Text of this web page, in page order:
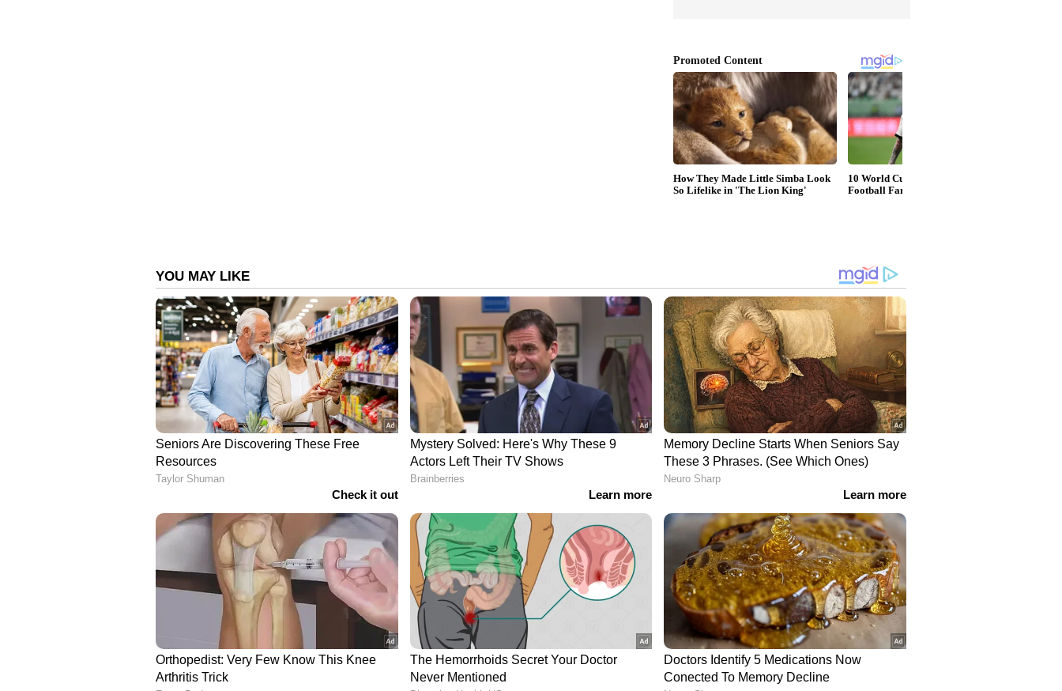
എസി ചാർജർ ഉപയോഗിച്ച് അഞ്ച് മണിക്കൂറിനുള്ളിൽ പൂർണ്ണമായി ചാർജ് ചെയ്യാൻ
കഴിയും. അതേസമയം MG യ്ക്ക് ഫാസ്റ്റ് ചാർജിംഗ് കഴിവുകളും വാഗ്ദാനം ചെയ്യാൻ
കഴിയും. ബ്രിട്ടീഷ് വാഹന നിർമ്മാതാവ് ടാറ്റ ഓട്ടോകോമ്പിൽ നിന്ന് ബാറ്ററി പായ്ക്ക്
പ്രാദേശികമായി ലഭ്യമാക്കും. ഇന്ത്യയിൽ ഇലക്ട്രിക് വാഹനങ്ങൾക്കായി ലി-അയൺ
ബാറ്ററി പായ്ക്കുകൾ രൂപകൽപ്പന ചെയ്യുന്നതിനും നിർമ്മിക്കുന്നതിനും വിതരണം
ചെയ്യുന്നതിനും സേവനം നൽകുന്നതിനുമായി ചൈന ആസ്ഥാനമായുള്ള മുൻനിര
ബാറ്ററി സെൽ, പാക്ക് നിർമ്മാതാക്കളായ ഗോഷനുമായി ടാറ്റ ഓട്ടോകോമ്പിന് ഒരു
സംയുക്ത സംരംഭത്തിന് പദ്ധതിയുണ്ട് എന്നാണ് റിപ്പോര്‍ട്ടുകള്‍..